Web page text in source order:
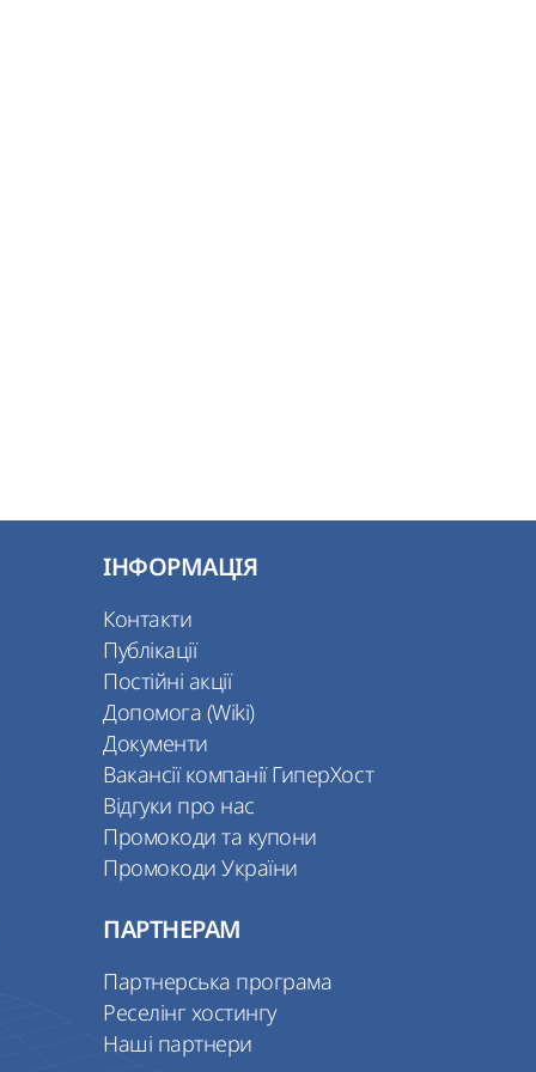
ІНФОРМАЦІЯ
Контакти
Публікації
Постійні акції
Допомога (Wiki)
Документи
Вакансії компанії ГиперХост
Відгуки про нас
Промокоди та купони
Промокоди України
ПАРТНЕРАМ
Партнерська програма
Реселінг хостингу
Наші партнери